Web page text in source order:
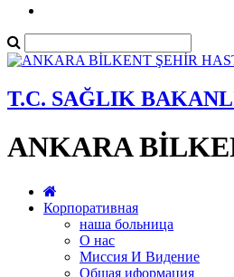
T.C. SAĞLIK
ANKARA
Корпоративная
наша больница
О нас
Миссия И Видение
Общая иформация